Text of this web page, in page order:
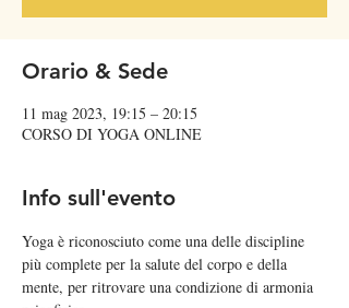
Orario & Sede
11 mag 2023, 19:15 – 20:15
CORSO DI YOGA ONLINE
Info sull'evento
Yoga è riconosciuto come una delle discipline
più complete per la salute del corpo e della
mente, per ritrovare una condizione di armonia